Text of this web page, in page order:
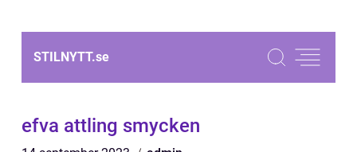
STILNYTT.se
efva attling smycken